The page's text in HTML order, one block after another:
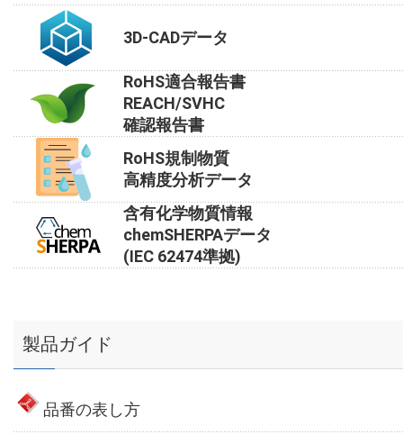
3D-CADデータ
RoHS適合報告書
REACH/SVHC
確認報告書
RoHS規制物質
高精度分析データ
含有化学物質情報
chemSHERPAデータ
(IEC 62474準拠)
製品ガイド
品番の表し方